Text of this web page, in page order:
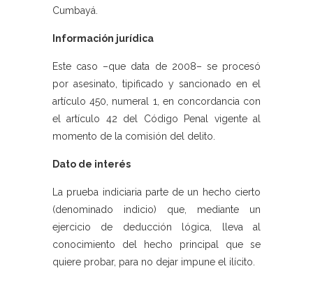
Cumbayá.
Información jurídica
Este caso –que data de 2008– se procesó
por asesinato, tipificado y sancionado en el
artículo 450, numeral 1, en concordancia con
el artículo 42 del Código Penal vigente al
momento de la comisión del delito.
Dato de interés
La prueba indiciaria parte de un hecho cierto
(denominado indicio) que, mediante un
ejercicio de deducción lógica, lleva al
conocimiento del hecho principal que se
quiere probar, para no dejar impune el ilícito.